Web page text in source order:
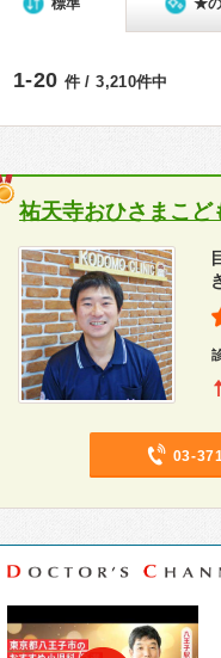
1-20 件 / 3,210件中
祐天寺おひさまこど
03-